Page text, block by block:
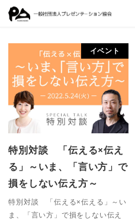
イベント
特別対談 「伝える×伝え
る」～いま、「言い方」で
損をしない伝え方～
特別対談 「伝える×伝える」～い
ま、「言い方」で損をしない伝え